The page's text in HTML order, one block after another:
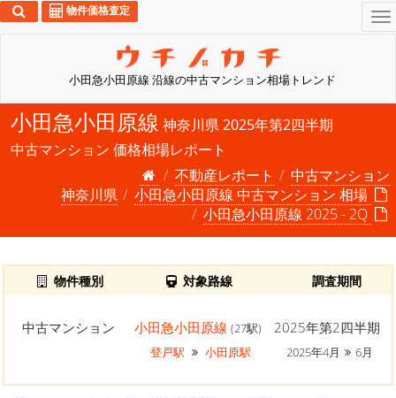
小田急小田原線 沿線の中古マンション相場トレンド
物件価格査定
小田急小田原線 神奈川県 2025年第2四半期
中古マンション 価格相場レポート
不動産レポート
中古マンション
神奈川県
小田急小田原線 中古マンション 相場
小田急小田原線 2025 - 2Q
物件種別 対象路線 調査期間
中古マンション 小田急小田原線 (27駅)
登戸駅
小田原駅
2025年第2四半期
2025年4月 6月